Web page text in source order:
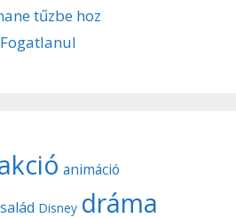
tűzbe hoz
animáció
Disney dráma